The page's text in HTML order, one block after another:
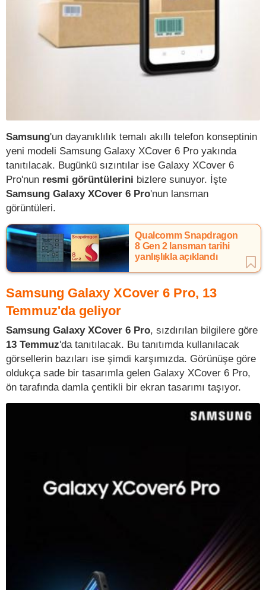
Samsung'un dayanıklılık temalı akıllı telefon konseptinin
yeni modeli Samsung Galaxy XCover 6 Pro yakında
tanıtılacak. Bugünkü sızıntılar ise Galaxy XCover 6
Pro'nun resmi görüntülerini bizlere sunuyor. İşte
Samsung Galaxy XCover 6 Pro'nun lansman
görüntüleri.
Qualcomm Snapdragon
8 Gen 2 lansman tarihi
yanlışlıkla açıklandı
Samsung Galaxy XCover 6 Pro, 13
Temmuz'da geliyor
Samsung Galaxy XCover 6 Pro, sızdırılan bilgilere göre
13 Temmuz'da tanıtılacak. Bu tanıtımda kullanılacak
görsellerin bazıları ise şimdi karşımızda. Görünüşe göre
oldukça sade bir tasarımla gelen Galaxy XCover 6 Pro,
ön tarafında damla çentikli bir ekran tasarımı taşıyor.